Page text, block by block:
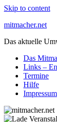
Skip to content
mitmacher.net
Das aktuelle
Das
Links –
Termine
Hilfe
Impressum